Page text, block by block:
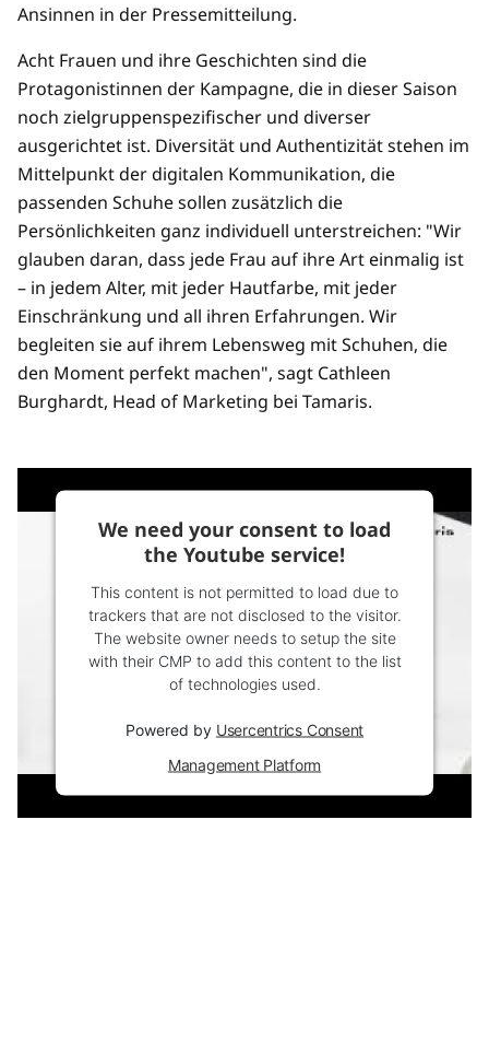
Ansinnen in der Pressemitteilung.
Acht Frauen und ihre Geschichten sind die
Protagonistinnen der Kampagne, die in dieser Saison
noch zielgruppenspezifischer und diverser
ausgerichtet ist. Diversität und Authentizität stehen im
Mittelpunkt der digitalen Kommunikation, die
passenden Schuhe sollen zusätzlich die
Persönlichkeiten ganz individuell unterstreichen: "Wir
glauben daran, dass jede Frau auf ihre Art einmalig ist
– in jedem Alter, mit jeder Hautfarbe, mit jeder
Einschränkung und all ihren Erfahrungen. Wir
begleiten sie auf ihrem Lebensweg mit Schuhen, die
den Moment perfekt machen", sagt Cathleen
Burghardt, Head of Marketing bei Tamaris.
We need your consent to load
the Youtube service!
This content is not permitted to load due to
trackers that are not disclosed to the visitor.
The website owner needs to setup the site
with their CMP to add this content to the list
of technologies used.
Powered by Usercentrics Consent
Management Platform